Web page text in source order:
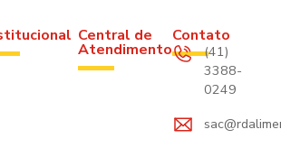
Central de
Atendimento
Contato
(41)
3388-
0249